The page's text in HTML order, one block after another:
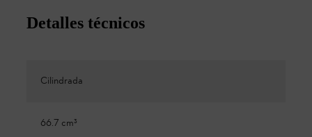
Detalles técnicos
Cilindrada
66.7 cm³